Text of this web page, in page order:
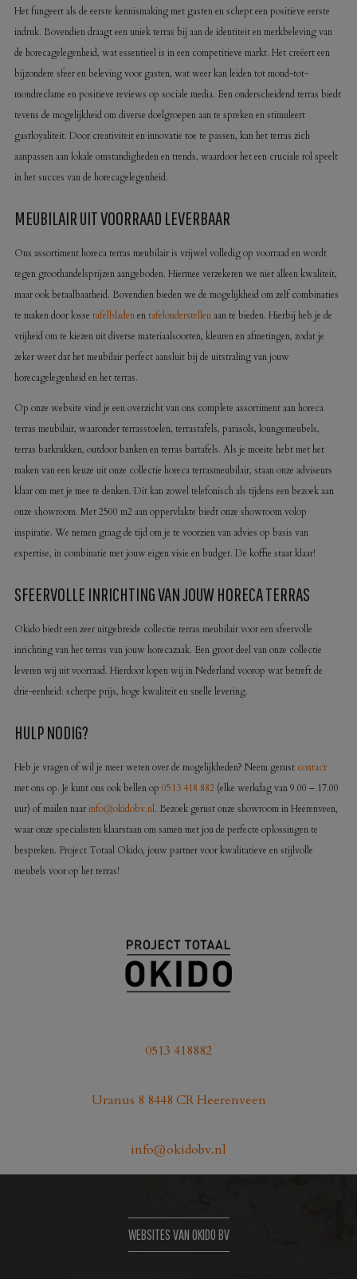
Het fungeert als de eerste kennismaking met gasten en schept een positieve eerste
indruk. Bovendien draagt een uniek terras bij aan de identiteit en merkbeleving van
de horecagelegenheid, wat essentieel is in een competitieve markt. Het creëert een
bijzondere sfeer en beleving voor gasten, wat weer kan leiden tot mond-tot-
mondreclame en positieve reviews op sociale media. Een onderscheidend terras biedt
tevens de mogelijkheid om diverse doelgroepen aan te spreken en stimuleert
gastloyaliteit. Door creativiteit en innovatie toe te passen, kan het terras zich
aanpassen aan lokale omstandigheden en trends, waardoor het een cruciale rol speelt
in het succes van de horecagelegenheid.
MEUBILAIR UIT VOORRAAD LEVERBAAR
Ons assortiment horeca terras meubilair is vrijwel volledig op voorraad en wordt
tegen groothandelsprijzen aangeboden. Hiermee verzekeren we niet alleen kwaliteit,
maar ook betaalbaarheid. Bovendien bieden we de mogelijkheid om zelf combinaties
te maken door losse tafelbladenentafelonderstellenaan te bieden. Hierbij heb je de
vrijheid om te kiezen uit diverse materiaalsoorten, kleuren en afmetingen, zodat je
zeker weet dat het meubilair perfect aansluit bij de uitstraling van jouw
horecagelegenheid en het terras.
Op onze website vind je een overzicht van ons complete assortiment aan horeca
terras meubilair, waaronder terrasstoelen, terrastafels, parasols, loungemeubels,
terras barkrukken, outdoor banken en terras bartafels. Als je moeite hebt met het
maken van een keuze uit onze collectie horeca terrasmeubilair, staan onze adviseurs
klaar om met je mee te denken. Dit kan zowel telefonisch als tijdens een bezoek aan
onze showroom. Met 2500 m2 aan oppervlakte biedt onze showroom volop
inspiratie. We nemen graag de tijd om je te voorzien van advies op basis van
expertise, in combinatie met jouw eigen visie en budget. De koffie staat klaar!
SFEERVOLLE INRICHTING VAN JOUW HORECA TERRAS
Okido biedt een zeer uitgebreide collectie terras meubilair voor een sfeervolle
inrichting van het terras van jouw horecazaak. Een groot deel van onze collectie
leveren wij uit voorraad. Hierdoor lopen wij in Nederland voorop wat betreft de
drie-eenheid: scherpe prijs, hoge kwaliteit en snelle levering.
HULP NODIG?
Heb je vragen of wil je meer weten over de mogelijkheden? Neem gerust contact
met ons op. Je kunt ons ook bellen op 0513 418 882 (elke werkdag van 9.00 – 17.00
uur) of mailen naarinfo@okidobv.nl. Bezoek gerust onze showroom in Heerenveen,
waar onze specialisten klaarstaan om samen met jou de perfecte oplossingen te
bespreken. Project Totaal Okido, jouw partner voor kwalitatieve en stijlvolle
meubels voor op het terras!
0513 418882
Uranus 8 8448 CR Heerenveen
info@okidobv.nl
WEBSITES VAN OKIDO BV